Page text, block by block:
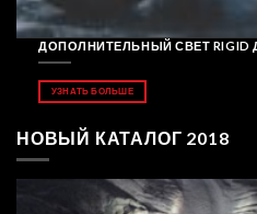
ДОПОЛНИТЕЛЬНЫЙ СВЕТ RIGID
УЗНАТЬ БОЛЬШЕ
НОВЫЙ КАТАЛОГ 2018